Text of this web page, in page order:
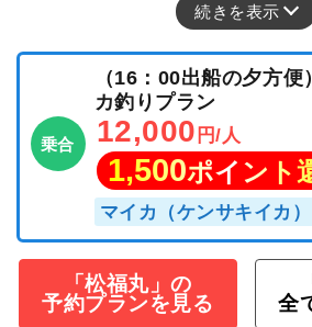
続きを表示
乗合
（16：00出船の夕方
カ釣りプラン
12,000 円/人
1,500ポイント
マイカ（ケンサキイカ）
「松福丸」の
予約プランを見る
全